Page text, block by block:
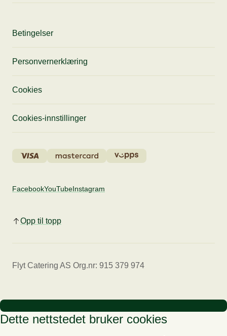
Betingelser
Personvernerklæring
Cookies
Cookies-innstillinger
FacebookYouTubeInstagram
Opp til topp
Flyt Catering AS Org.nr: 915 379 974
Dette nettstedet bruker cookies